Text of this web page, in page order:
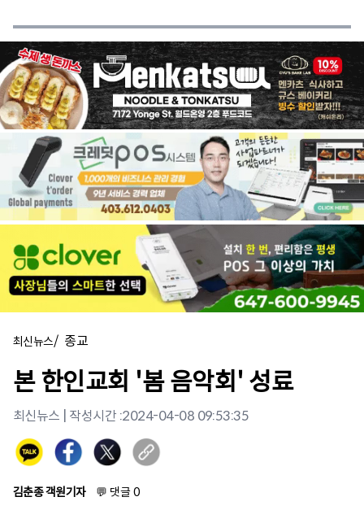
최신뉴스/ 종교
본 한인교회 '봄 음악회' 성료
최신뉴스 | 작성시간 :2024-04-08 09:53:35
김춘종 객원기자 💬 댓글 0